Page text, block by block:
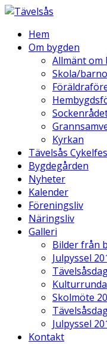
Hem
Om bygden
Allmänt om
Skola/
Kyrkan
Tävelsås
Bygdegården
Nyheter
Kalender
Föreningsliv
Näringsliv
Galleri
Bilder från
Julpyssel
Skolmöte
Julpyssel
Kontakt